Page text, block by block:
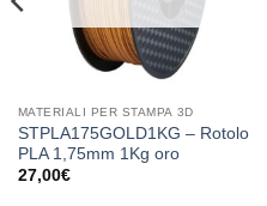
MATERIALI PER STAMPA 3D
STPLA175GOLD1KG – Rotolo
PLA 1,75mm 1Kg oro
27,00€